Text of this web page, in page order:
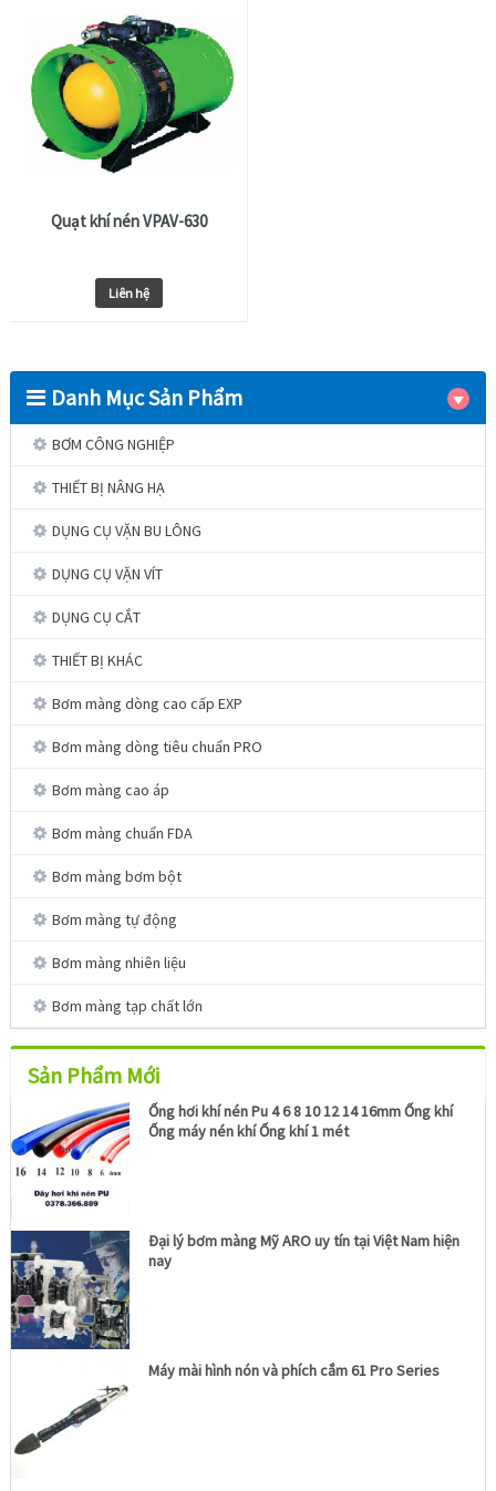
Quạt khí nén VPAV-630
Liên hệ
Danh Mục Sản Phẩm
BƠM CÔNG NGHIỆP
THIẾT BỊ NÂNG HẠ
DỤNG CỤ VẶN BU LÔNG
DỤNG CỤ VẶN VÍT
DỤNG CỤ CẮT
THIẾT BỊ KHÁC
Bơm màng dòng cao cấp EXP
Bơm màng dòng tiêu chuẩn PRO
Bơm màng cao áp
Bơm màng chuẩn FDA
Bơm màng bơm bột
Bơm màng tự động
Bơm màng nhiên liệu
Bơm màng tạp chất lớn
Sản Phẩm Mới
Ống hơi khí nén Pu 4 6 8 10 12 14 16mm Ống khí
Ống máy nén khí Ống khí 1 mét
Đại lý bơm màng Mỹ ARO uy tín tại Việt Nam hiện
nay
Máy mài hình nón và phích cắm 61 Pro Series